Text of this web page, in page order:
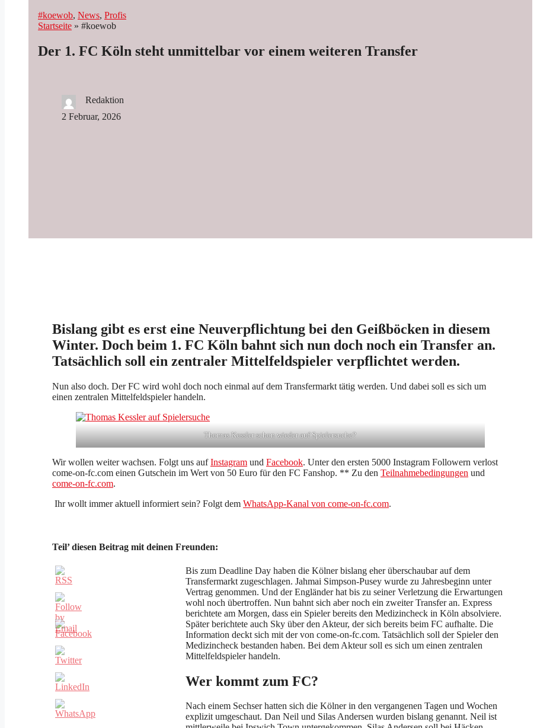
#koewob, News, Profis
Startseite » #koewob
Der 1. FC Köln steht unmittelbar vor einem weiteren Transfer
Redaktion
2 Februar, 2026
Bislang gibt es erst eine Neuverpflichtung bei den Geißböcken in diesem
Winter. Doch beim 1. FC Köln bahnt sich nun doch noch ein Transfer an.
Tatsächlich soll ein zentraler Mittelfeldspieler verpflichtet werden.
Nun also doch. Der FC wird wohl doch noch einmal auf dem Transfermarkt tätig werden. Und dabei soll es sich um
einen zentralen Mittelfeldspieler handeln.
Thomas Kessler schon wieder auf Spielersuche?
Wir wollen weiter wachsen. Folgt uns aufInstagram und Facebook. Unter den ersten 5000 Instagram Followern verlost
come-on-fc.com einen Gutschein im Wert von 50 Euro für den FC Fanshop. ** Zu den Teilnahmebedingungen und
come-on-fc.com.
Ihr wollt immer aktuell informiert sein? Folgt dem WhatsApp-Kanal von come-on-fc.com.
Teil’ diesen Beitrag mit deinen Freunden:
Bis zum Deadline Day haben die Kölner bislang eher überschaubar auf dem
Transfermarkt zugeschlagen. Jahmai Simpson-Pusey wurde zu Jahresbeginn unter
Vertrag genommen. Und der Engländer hat bis zu seiner Verletzung die Erwartungen
wohl noch übertroffen. Nun bahnt sich aber noch ein zweiter Transfer an. Express
berichtete am Morgen, dass ein Spieler bereits den Medizincheck in Köln absolviere.
Später berichtete auch Sky über den Akteur, der sich bereits beim FC aufhalte. Die
Information deckt sich mit der von come-on-fc.com. Tatsächlich soll der Spieler den
Medizincheck bestanden haben. Bei dem Akteur soll es sich um einen zentralen
Mittelfeldspieler handeln.
Wer kommt zum FC?
Nach einem Sechser hatten sich die Kölner in den vergangenen Tagen und Wochen
explizit umgeschaut. Dan Neil und Silas Andersen wurden bislang genannt. Neil ist